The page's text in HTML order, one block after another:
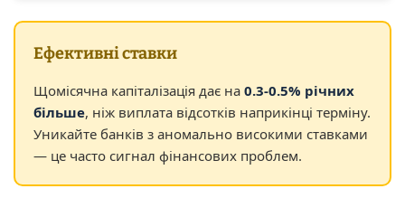
Ефективні ставки
Щомісячна капіталізація дає на 0.3-0.5% річних
більше, ніж виплата відсотків наприкінці терміну.
Уникайте банків з аномально високими ставками
— це часто сигнал фінансових проблем.